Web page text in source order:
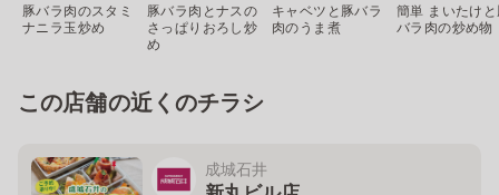
豚バラ肉のスタミ
ナニラ玉炒め
豚バラ肉とナスの
さっぱりおろし炒
め
キャベツと豚バラ
肉のうま煮
簡単 まいたけ
バラ肉の炒め物
この店舗の近くのチラシ
成城石井